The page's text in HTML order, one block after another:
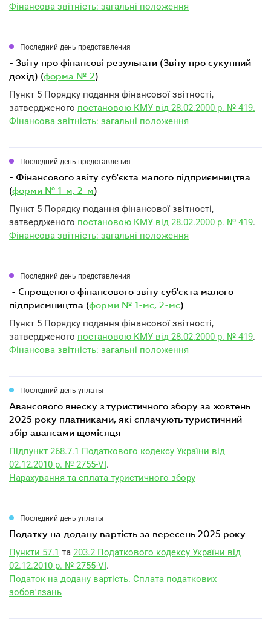
Фінансова звітність: загальні положення
Последний день представления
- Звіту про фінансові результати (Звіту про сукупний
дохід) (форма № 2)
Пункт 5 Порядку подання фінансової звітності,
затвердженого постановою КМУ від 28.02.2000 р. № 419.
Фінансова звітність: загальні положення
Последний день представления
- Фінансового звіту суб'єкта малого підприємництва
(форми № 1-м, 2-м)
Пункт 5 Порядку подання фінансової звітності,
затвердженого постановою КМУ від 28.02.2000 р. № 419.
Фінансова звітність: загальні положення
Последний день представления
- Спрощеного фінансового звіту суб'єкта малого
підприємництва (форми № 1-мс, 2-мс)
Пункт 5 Порядку подання фінансової звітності,
затвердженого постановою КМУ від 28.02.2000 р. № 419.
Фінансова звітність: загальні положення
Последний день уплаты
авансового внеску з туристичного збору за жовтень
2025 року платниками, які сплачують туристичний
збір авансами щомісяця
Підпункт 268.7.1 Податкового кодексу України від
02.12.2010 р. № 2755-VI.
Нарахування та сплата туристичного збору
Последний день уплаты
податку на додану вартість за вересень 2025 року
Пункти 57.1 та 203.2 Податкового кодексу України від
02.12.2010 р. № 2755-VI.
Податок на додану вартість. Сплата податкових
зобов'язань